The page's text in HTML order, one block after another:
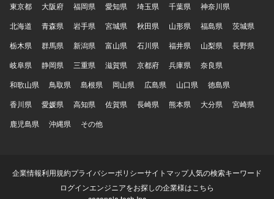
東京都 大阪府 福岡県 愛知県 埼玉県 千葉県
神奈川県
北海道
青森県 岩手県 宮城県 秋田県 山形県 福島県
茨城県
栃木県
群馬県 新潟県 富山県 石川県 福井県 山梨県
長野県
岐阜県
静岡県 三重県 滋賀県 京都府 兵庫県
奈良県
和歌山県
鳥取県 島根県 岡山県 広島県 山口県
徳島県
香川県
愛媛県 高知県 佐賀県 長崎県 熊本県 大分県
宮崎県
鹿児島県
沖縄県 その他
企業情報利用規約プライバシーポリシーサイトマップ人気の検索キーワード
ログインエンジニアをお探しの企業様はこちら